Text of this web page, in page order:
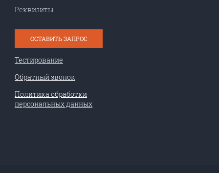
Реквизиты
ОСТАВИТЬ ЗАПРОС
Тестирование
Обратный звонок
Политика обработки
персональных данных